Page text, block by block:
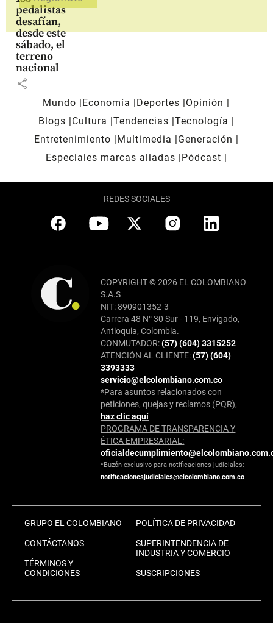
pedalistas
desafían,
desde este
sábado, el
terreno
nacional
share
Mundo Economía Deportes
Opinión
Blogs
Cultura Tendencias Tecnología
Entretenimiento
Multimedia
Generación
Especiales marcas aliadas
Pódcast
REDES SOCIALES
COPYRIGHT © 2026 EL COLOMBIANO
S.A.S
NIT: 890901352-3
Carrera 48 N° 30 Sur - 119, Envigado,
Antioquia, Colombia.
CONMUTADOR:(57) (604) 3315252
ATENCIÓN AL CLIENTE:(57) (604)
3393333
servicio@elcolombiano.com.co
*Para asuntos relacionados con
peticiones, quejas y reclamos (PQR),
haz clic aquí
PROGRAMA DE TRANSPARENCIA Y
ÉTICA EMPRESARIAL:
*Buzón exclusivo para notificaciones judiciales:
notificacionesjudiciales@elcolombiano.com.co
GRUPO EL COLOMBIANO
CONTÁCTANOS
TÉRMINOS Y
CONDICIONES
POLÍTICA DE PRIVACIDAD
SUPERINTENDENCIA DE
INDUSTRIA Y COMERCIO
SUSCRIPCIONES